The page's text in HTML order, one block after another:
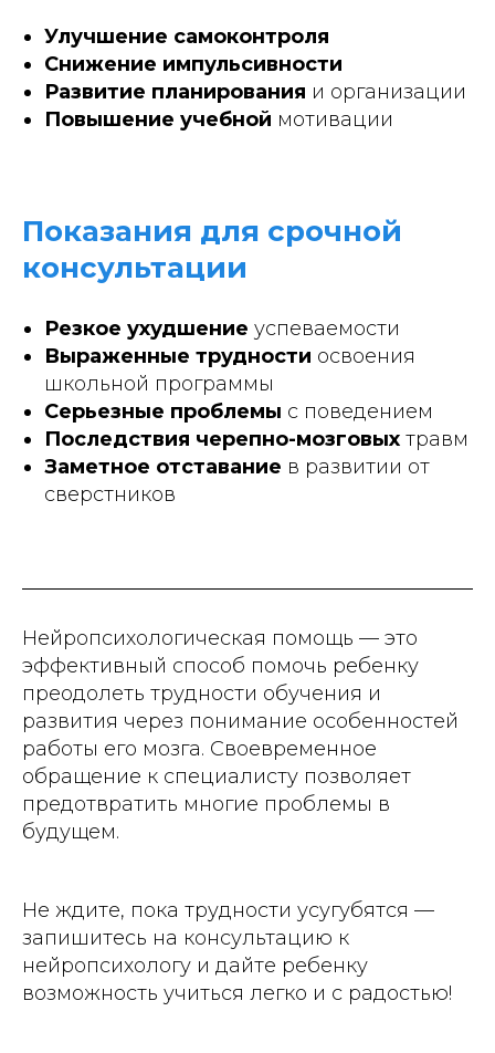
Улучшение самоконтроля
Снижение импульсивности
Развитие планирования и организации
Повышение учебной мотивации
Показания для срочной
консультации
Резкое ухудшение успеваемости
Выраженные трудности освоения
школьной программы
Серьезные проблемы с поведением
Последствия черепно-мозговых травм
Заметное отставание в развитии от
сверстников
Нейропсихологическая помощь — это
эффективный способ помочь ребенку
преодолеть трудности обучения и
развития через понимание особенностей
работы его мозга. Своевременное
обращение к специалисту позволяет
предотвратить многие проблемы в
будущем.
Не ждите, пока трудности усугубятся —
запишитесь на консультацию к
нейропсихологу и дайте ребенку
возможность учиться легко и с радостью!